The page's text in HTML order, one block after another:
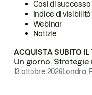
Casi di successo
Indice di visibilità
Webinar
Notizie
ACQUISTA SUBITO IL
Un giorno.
13 ottobre 2026Londra,